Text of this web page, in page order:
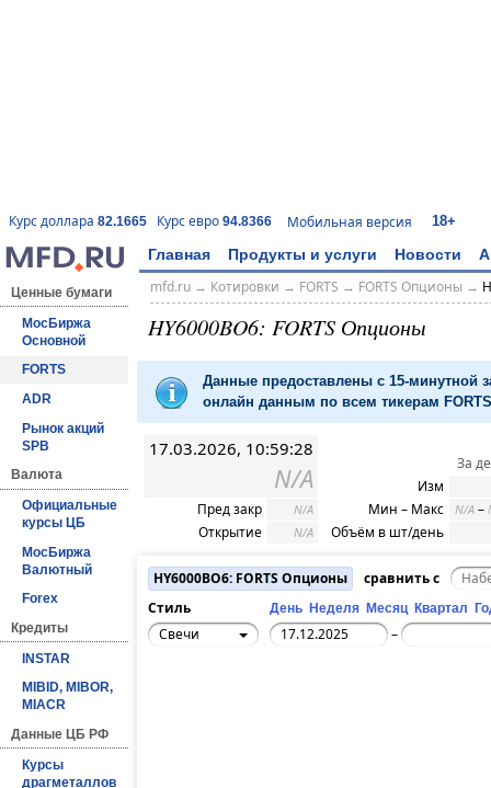
Курс доллара 82.1665 Курс евро 94.8366 Мобильная версия 18+
Главная Продукты и услуги Новости
Ценные бумаги
МосБиржа
Основной
FORTS
ADR
Рынок акций
SPB
Валюта
Официальные
курсы ЦБ
МосБиржа
Валютный
Forex
Кредиты
INSTAR
MIBID, MIBOR,
MIACR
Данные ЦБ РФ
Курсы
драгметаллов
mfd.ru→ Котировки → FORTS → FORTS Опционы→
HY6000BO6: FORTS Опционы
Данные предоставлены с 15-минутной
онлайн данным по всем тикерам
17.03.2026, 10:59:28
N/A
Пред закр N/A
Открытие N/A
За
Изм
Мин – Макс
N/A –
Объём в шт/день
HY6000BO6: FORTS Опционы
сравнить с
Стиль
День Неделя Месяц Квартал
Свечи –